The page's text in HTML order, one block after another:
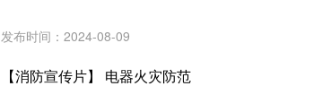
发布时间：2024-08-09
【消防宣传片】 电器火灾防范